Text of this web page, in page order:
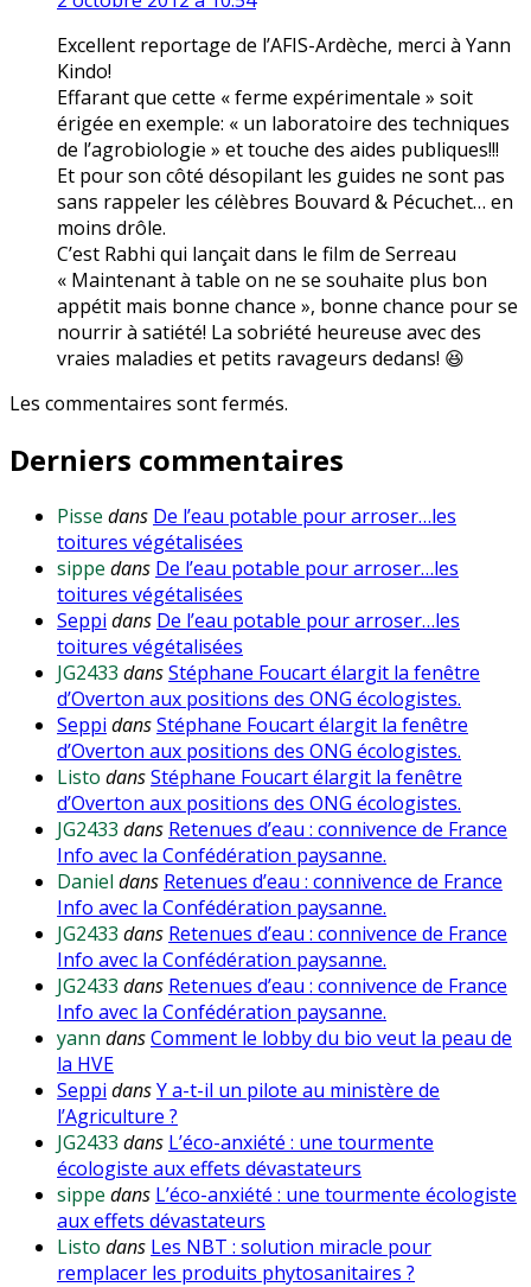
Excellent reportage de l’AFIS-Ardèche, merci à Yann
Kindo!
Effarant que cette « ferme expérimentale » soit
érigée en exemple: « un laboratoire des techniques
de l’agrobiologie » et touche des aides publiques!!!
Et pour son côté désopilant les guides ne sont pas
sans rappeler les célèbres Bouvard & Pécuchet… en
moins drôle.
C’est Rabhi qui lançait dans le film de Serreau
« Maintenant à table on ne se souhaite plus bon
appétit mais bonne chance », bonne chance pour se
nourrir à satiété! La sobriété heureuse avec des
vraies maladies et petits ravageurs dedans! 😆
Les commentaires sont fermés.
Derniers commentaires
Pisse dans De l’eau potable pour arroser…les
toitures végétalisées
sippe dans De l’eau potable pour arroser…les
toitures végétalisées
Seppi dans De l’eau potable pour arroser…les
toitures végétalisées
JG2433 dansStéphane Foucart élargit la fenêtre
d’Overton aux positions des ONG écologistes.
Seppi dansStéphane Foucart élargit la fenêtre
d’Overton aux positions des ONG écologistes.
Listo dansStéphane Foucart élargit la fenêtre
d’Overton aux positions des ONG écologistes.
JG2433 dans Retenues d’eau : connivence de France
Info avec la Confédération paysanne.
Daniel dans Retenues d’eau : connivence de France
Info avec la Confédération paysanne.
JG2433 dans Retenues d’eau : connivence de France
Info avec la Confédération paysanne.
JG2433 dans Retenues d’eau : connivence de France
Info avec la Confédération paysanne.
yann dansComment le lobby du bio veut la peau de
la HVE
Seppi dansY a-t-il un pilote au ministère de
l’Agriculture ?
JG2433 dans L’éco-anxiété : une tourmente
écologiste aux effets dévastateurs
sippe dans L’éco-anxiété : une tourmente écologiste
aux effets dévastateurs
Listo dans Les NBT : solution miracle pour
remplacer les produits phytosanitaires ?